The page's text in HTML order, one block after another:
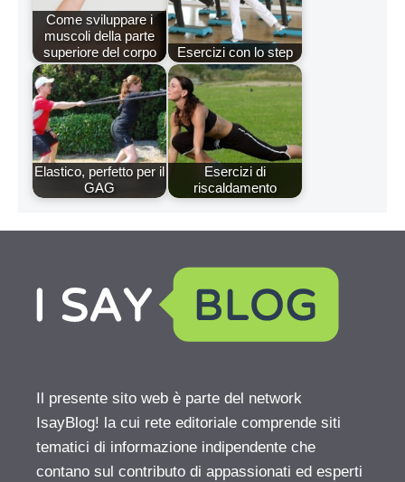
Come sviluppare i
muscoli della parte
superiore del corpo
Esercizi con lo step
Elastico, perfetto per il
GAG
Esercizi di
riscaldamento
Il presente sito web è parte del network
IsayBlog! la cui rete editoriale comprende siti
tematici di informazione indipendente che
contano sul contributo di appassionati ed esperti